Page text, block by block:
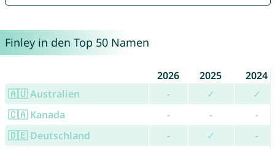
Finley in den Top 50 Namen
2026 2025
2024
🇦🇺 Australien
- ✓
✓
🇨🇦 Kanada
- -
-
🇩🇪 Deutschland
- ✓
-